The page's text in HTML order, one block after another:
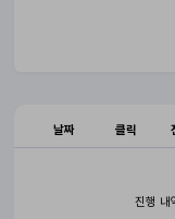
날짜 클릭
진행 내